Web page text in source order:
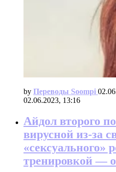
by Переводы Soompi
02.06.2023, 13:16
Айдол второго
вирусной из-за
«сексуального»
тренировкой —